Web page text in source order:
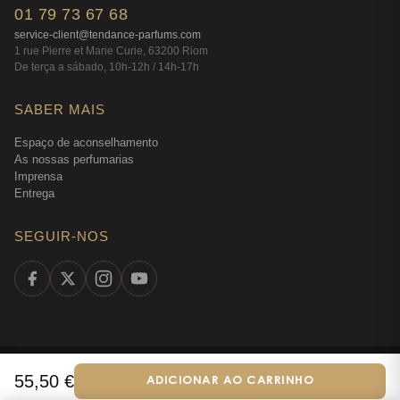
55,50 € ADICIONAR AO CARRINHO
01 79 73 67 68
service-client@tendance-parfums.com
1 rue Pierre et Marie Curie, 63200 Riom
De terça a sábado, 10h-12h / 14h-17h
SABER MAIS
Espaço de aconselhamento
As nossas perfumarias
Imprensa
Entrega
SEGUIR-NOS
Tendance Parfums —
online desde 2009
· Português